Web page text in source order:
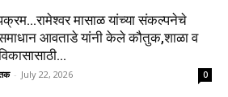
मासाळ यांच्या संकल्पनेचे
आवताडे यांनी केले कौतुक,शाळा व
- July 22, 2026 0